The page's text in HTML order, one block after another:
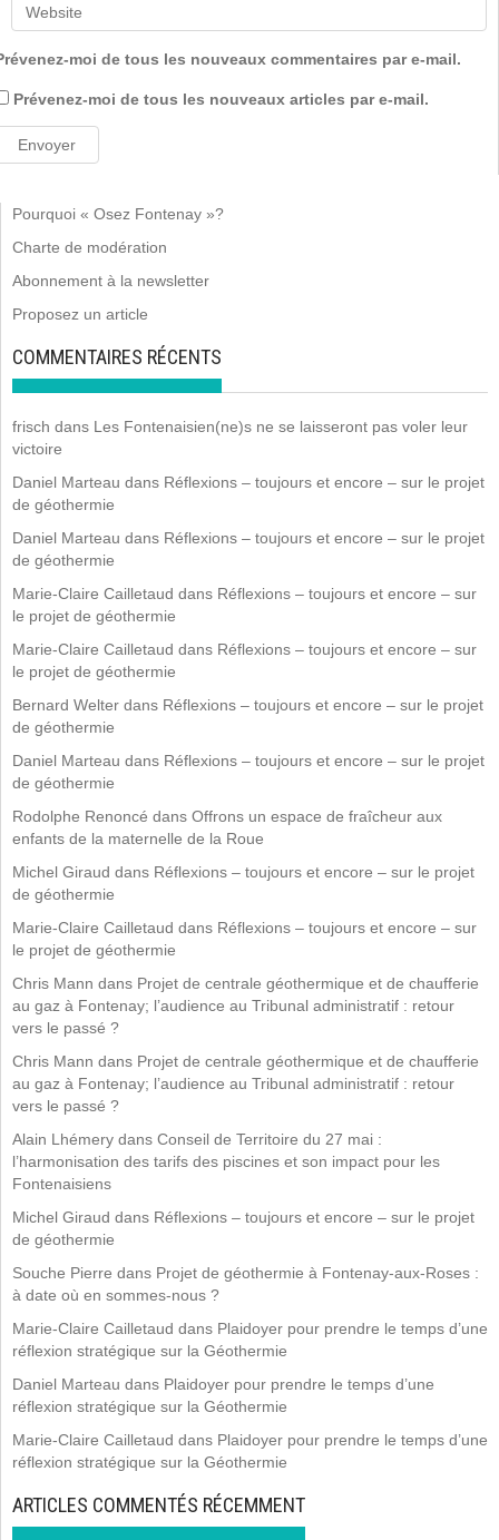
moi de tous les nouveaux commentaires par e-mail.
Prévenez-moi de tous les nouveaux articles par e-mail.
Pourquoi « Osez Fontenay »?
Charte de modération
Abonnement à la newsletter
Proposez un article
COMMENTAIRES RÉCENTS
frisch dans Les Fontenaisien(ne)s ne se laisseront pas voler leur
victoire
Daniel Marteau dans Réflexions – toujours et encore – sur le projet
de géothermie
Daniel Marteau dans Réflexions – toujours et encore – sur le projet
de géothermie
Marie-Claire Cailletaud dans Réflexions – toujours et encore – sur
le projet de géothermie
Marie-Claire Cailletaud dans Réflexions – toujours et encore – sur
le projet de géothermie
Bernard Welter dans Réflexions – toujours et encore – sur le projet
de géothermie
Daniel Marteau dans Réflexions – toujours et encore – sur le projet
de géothermie
Rodolphe Renoncé dans Offrons un espace de fraîcheur aux
enfants de la maternelle de la Roue
Michel Giraud dans Réflexions – toujours et encore – sur le projet
de géothermie
Marie-Claire Cailletaud dans Réflexions – toujours et encore – sur
le projet de géothermie
Chris Mann dans Projet de centrale géothermique et de chaufferie
au gaz à Fontenay; l’audience au Tribunal administratif : retour
vers le passé ?
Chris Mann dans Projet de centrale géothermique et de chaufferie
au gaz à Fontenay; l’audience au Tribunal administratif : retour
vers le passé ?
Alain Lhémery dans Conseil de Territoire du 27 mai :
l’harmonisation des tarifs des piscines et son impact pour les
Fontenaisiens
Michel Giraud dans Réflexions – toujours et encore – sur le projet
de géothermie
Souche Pierre dans Projet de géothermie à Fontenay-aux-Roses :
à date où en sommes-nous ?
Marie-Claire Cailletaud dans Plaidoyer pour prendre le temps d’une
réflexion stratégique sur la Géothermie
Daniel Marteau dans Plaidoyer pour prendre le temps d’une
réflexion stratégique sur la Géothermie
Marie-Claire Cailletaud dans Plaidoyer pour prendre le temps d’une
réflexion stratégique sur la Géothermie
ARTICLES COMMENTÉS RÉCEMMENT